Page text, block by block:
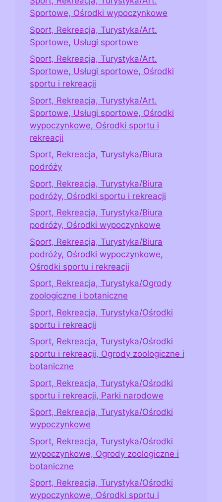
Sportowe, Ośrodki wypoczynkowe
Sport, Rekreacja, Turystyka/Art.
Sportowe, Usługi sportowe
Sport, Rekreacja, Turystyka/Art.
Sportowe, Usługi sportowe, Ośrodki
sportu i rekreacji
Sport, Rekreacja, Turystyka/Art.
Sportowe, Usługi sportowe, Ośrodki
wypoczynkowe, Ośrodki sportu i
rekreacji
Sport, Rekreacja, Turystyka/Biura
podróży
Sport, Rekreacja, Turystyka/Biura
podróży, Ośrodki sportu i rekreacji
Sport, Rekreacja, Turystyka/Biura
podróży, Ośrodki wypoczynkowe
Sport, Rekreacja, Turystyka/Biura
podróży, Ośrodki wypoczynkowe,
Ośrodki sportu i rekreacji
Sport, Rekreacja, Turystyka/Ogrody
zoologiczne i botaniczne
Sport, Rekreacja, Turystyka/Ośrodki
sportu i rekreacji
Sport, Rekreacja, Turystyka/Ośrodki
sportu i rekreacji, Ogrody zoologiczne i
botaniczne
Sport, Rekreacja, Turystyka/Ośrodki
sportu i rekreacji, Parki narodowe
Sport, Rekreacja, Turystyka/Ośrodki
wypoczynkowe
Sport, Rekreacja, Turystyka/Ośrodki
wypoczynkowe, Ogrody zoologiczne i
botaniczne
Sport, Rekreacja, Turystyka/Ośrodki
wypoczynkowe, Ośrodki sportu i